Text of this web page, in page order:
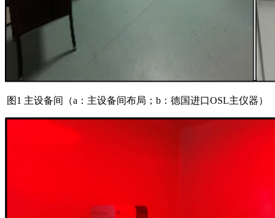
图1 主设备间（a：主设备间布局；b：德国进口OSL主仪器）